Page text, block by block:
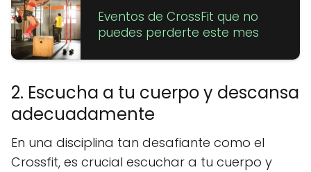
Eventos de CrossFit que no
puedes perderte este mes
2. Escucha a tu cuerpo y descansa
adecuadamente
En una disciplina tan desafiante como el
Crossfit, es crucial escuchar a tu cuerpo y